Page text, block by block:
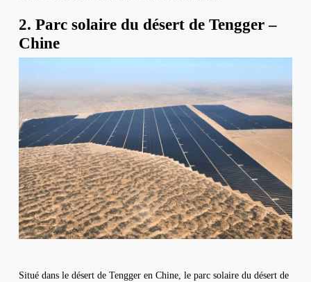
2. Parc solaire du désert de Tengger –
Chine
Situé dans le désert de Tengger en Chine, le parc solaire du désert de